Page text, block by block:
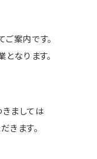
案内です。
なります。
ましては
きます。